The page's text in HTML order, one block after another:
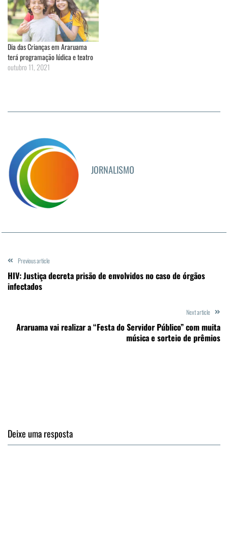
Dia das Crianças em Araruama
terá programação lúdica e teatro
outubro 11, 2021
JORNALISMO
Previous article
HIV: Justiça decreta prisão de envolvidos no caso de órgãos
infectados
Next article
Araruama vai realizar a “Festa do Servidor Público” com muita
música e sorteio de prêmios
Deixe uma resposta